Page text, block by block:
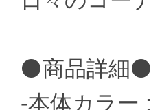
⚫商品詳細⚫
-本体カラー